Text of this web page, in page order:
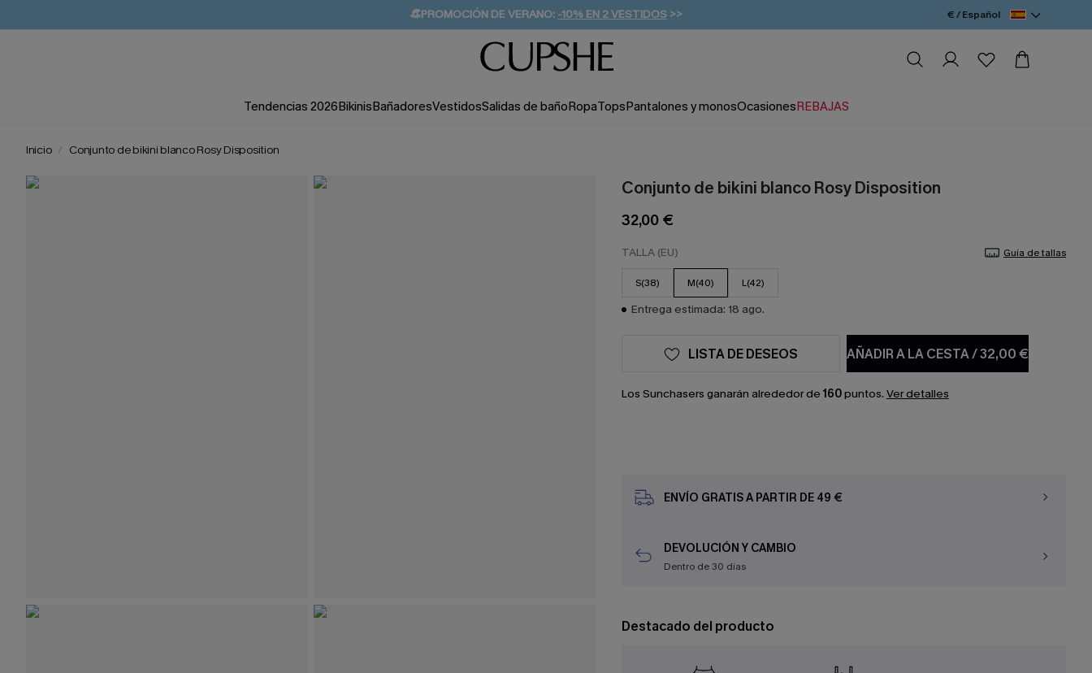
👒PROMOCIÓN DE VERANO: -10% EN 2 VESTIDOS >>
💌¡SUSCRIBIRSE & GANAR -10% EXTRA!
🚚ENVÍO GRATUITO A PARTIR DE 49 € >>
€ / Español
Tendencias 2026BikinisBañadoresVestidosSalidas de bañoRopaTopsPantalones y monosOcasionesREBAJAS
Inicio Conjunto de bikini blanco Rosy Disposition
Conjunto de bikini blanco Rosy Disposition
32,00 €
TALLA (EU) Guía de tallas
S(38) M(40) L(42)
Entrega estimada: 18 ago.
AÑADIR A LA CESTA/32,00 €
LISTA DE DESEOS
Los Sunchasers ganarán alrededor de 160puntos. Ver detalles
ENVÍO GRATIS A PARTIR DE 49 €
DEVOLUCIÓN Y CAMBIO
Dentro de 30 días
Destacado del producto